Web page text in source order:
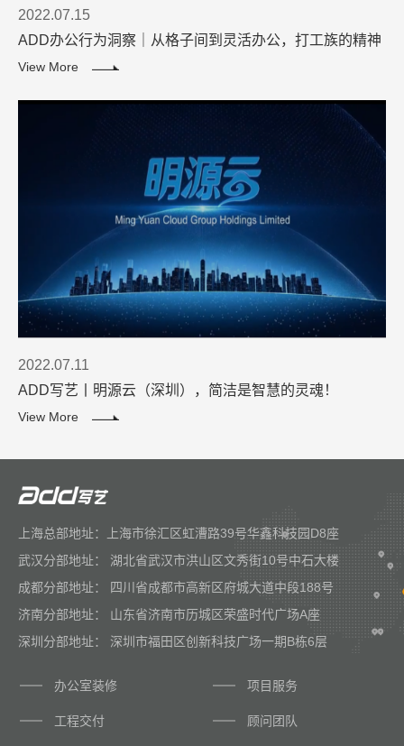
2022.07.15
ADD办公行为洞察｜从格子间到灵活办公，打工族的精神
解放进程
View More
2022.07.11
ADD写艺丨明源云（深圳），简洁是智慧的灵魂！
View More
上海总部地址：上海市徐汇区虹漕路39号华鑫科技园D8座
武汉分部地址： 湖北省武汉市洪山区文秀街10号中石大楼
成都分部地址： 四川省成都市高新区府城大道中段188号
济南分部地址： 山东省济南市历城区荣盛时代广场A座
深圳分部地址： 深圳市福田区创新科技广场一期B栋6层
办公室装修 项目服务
工程交付 顾问团队